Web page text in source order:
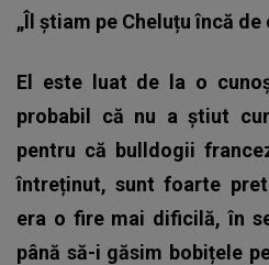
„Îl știam pe Cheluțu încă
El este luat de la o
probabil că nu a știut
pentru că bulldogii
întreținut, sunt foarte
era o fire mai dificilă, în
până să-i găsim bobițele